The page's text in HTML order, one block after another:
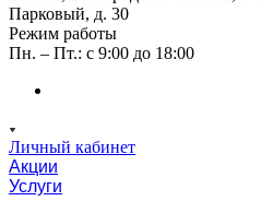
Парковый, д. 30
Режим работы
Пн. – Пт.: с 9:00 до 18:00
Личный кабинет
Акции
Услуги